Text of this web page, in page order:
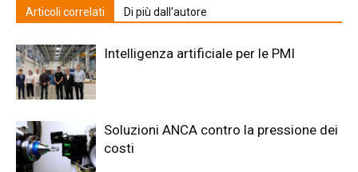
Articoli correlati Di più dall'autore
Intelligenza artificiale per le PMI
Soluzioni ANCA contro la pressione dei
costi